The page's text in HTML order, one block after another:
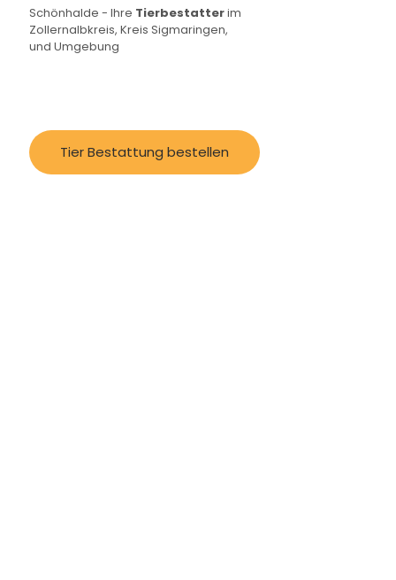
Schönhalde - Ihre Tierbestatterim
Zollernalbkreis, Kreis Sigmaringen,
und Umgebung
Tier Bestattung bestellen